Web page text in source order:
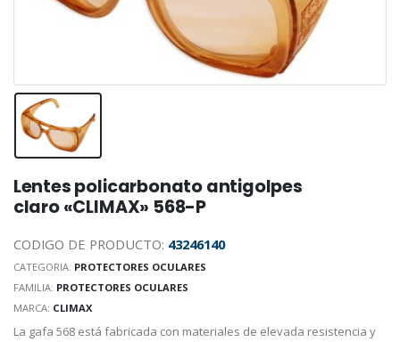
Lentes policarbonato antigolpes
claro «CLIMAX» 568-P
CODIGO DE PRODUCTO: 43246140
CATEGORIA: PROTECTORES OCULARES
FAMILIA: PROTECTORES OCULARES
MARCA: CLIMAX
La gafa 568 está fabricada con materiales de elevada resistencia y